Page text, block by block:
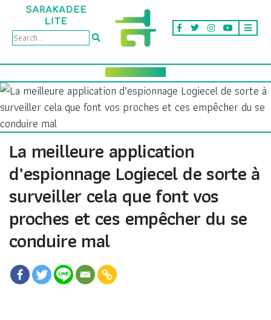
La meilleure application
d’espionnage Logiecel de sorte à
surveiller cela que font vos
proches et ces empêcher du se
conduire mal